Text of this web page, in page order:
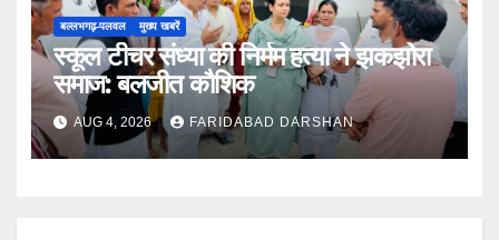
बल्लभगढ़़-पलवल मुख्य खबरें
स्कूल टीचर संध्या की निर्मम हत्या ने झकझोरा
समाज: बलजीत कौशिक
AUG 4, 2026 FARIDABAD DARSHAN